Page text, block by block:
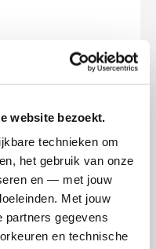
website bezoekt.
technieken om
het gebruik van onze
en — met jouw
Met jouw
partners gegevens
en technische
Streefbedrag